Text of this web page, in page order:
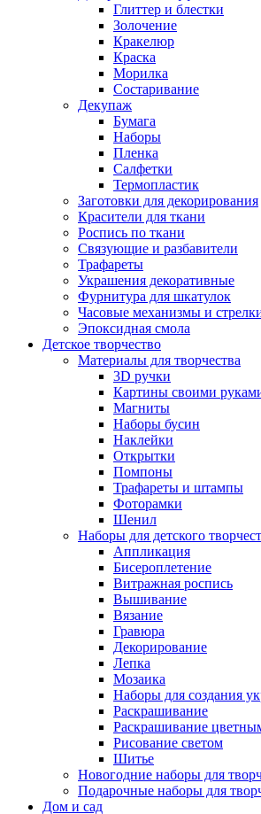
Глиттер и блестки
Золочение
Кракелюр
Краска
Морилка
Состаривание
Декупаж
Бумага
Наборы
Пленка
Салфетки
Термопластик
Заготовки для декорирования
Красители для ткани
Роспись по ткани
Связующие и разбавители
Трафареты
Украшения декоративные
Фурнитура для шкатулок
Часовые механизмы и
Эпоксидная смола
Детское творчество
Материалы для творчества
3D ручки
Картины своими
Магниты
Наборы бусин
Наклейки
Открытки
Помпоны
Трафареты и штампы
Фоторамки
Шенил
Наборы для детского
Аппликация
Бисероплетение
Витражная роспись
Вышивание
Вязание
Гравюра
Декорирование
Лепка
Мозаика
Наборы для создания
Раскрашивание
Раскрашивание
Рисование светом
Шитье
Новогодние наборы для
Подарочные наборы для
Дом и сад